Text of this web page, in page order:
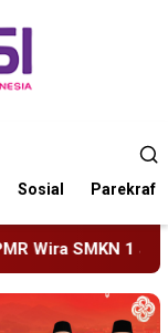
Sosial Parekraf
ABHINAYA 2026,